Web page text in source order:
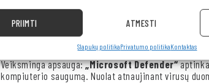
PRIIMTI ATMESTI
Slapukų politikaPrivatumo politikaKontaktas
„Windows 11“
– geriausia operacinė sistema
pagal savo poreikius. Sistema automatiškai
Veiksminga apsauga:„Microsoft Defender“
kompiuterio saugumą. Nuolat atnaujinant virusų